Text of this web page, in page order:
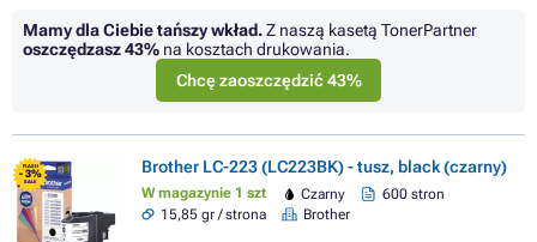
Mamy dla Ciebie tańszy wkład.Z naszą kasetą TonerPartner
oszczędzasz43% na kosztach drukowania.
Chcę zaoszczędzić 43%
FLASH
- 3%
SALE
Brother LC-223 (LC223BK) - tusz, black (czarny)
W magazynie 1 szt Czarny
600 stron
15,85 gr / strona
Brother